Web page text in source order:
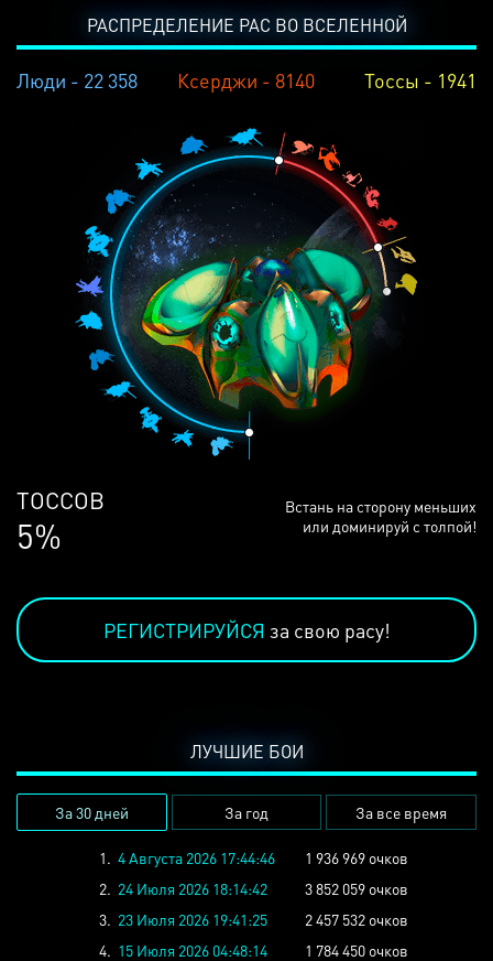
РАСПРЕДЕЛЕНИЕ РАС ВО ВСЕЛЕННОЙ
Люди - 22 358 Ксерджи - 8140 Тоссы - 1941
ЛЮДЕЙ
68%
Встань на сторону меньших
или доминируй с толпой!
РЕГИСТРИРУЙСЯ за свою расу!
ЛУЧШИЕ БОИ
За 30 дней За год За все время
1. 4 Августа 2026 17:44:46
1 936 969 очков
2. 24 Июля 2026 18:14:42
3 852 059 очков
3. 23 Июля 2026 19:41:25
2 457 532 очков
4. 15 Июля 2026 04:48:14
1 784 450 очков